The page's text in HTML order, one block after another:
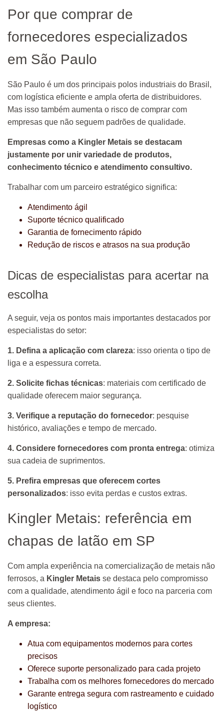
Por que comprar de
fornecedores especializados
em São Paulo
São Paulo é um dos principais polos industriais do Brasil,
com logística eficiente e ampla oferta de distribuidores.
Mas isso também aumenta o risco de comprar com
empresas que não seguem padrões de qualidade.
Empresas como a Kingler Metais se destacam
justamente por unir variedade de produtos,
conhecimento técnico e atendimento consultivo.
Trabalhar com um parceiro estratégico significa:
Atendimento ágil
Suporte técnico qualificado
Garantia de fornecimento rápido
Redução de riscos e atrasos na sua produção
Dicas de especialistas para acertar na
escolha
A seguir, veja os pontos mais importantes destacados por
especialistas do setor:
1. Defina a aplicação com clareza: isso orienta o tipo de
liga e a espessura correta.
2. Solicite fichas técnicas: materiais com certificado de
qualidade oferecem maior segurança.
3. Verifique a reputação do fornecedor: pesquise
histórico, avaliações e tempo de mercado.
4. Considere fornecedores com pronta entrega: otimiza
sua cadeia de suprimentos.
5. Prefira empresas que oferecem cortes
personalizados: isso evita perdas e custos extras.
Kingler Metais: referência em
chapas de latão em SP
Com ampla experiência na comercialização de metais não
ferrosos, a Kingler Metais se destaca pelo compromisso
com a qualidade, atendimento ágil e foco na parceria com
seus clientes.
A empresa:
Atua com equipamentos modernos para cortes
precisos
Oferece suporte personalizado para cada projeto
Trabalha com os melhores fornecedores do mercado
Garante entrega segura com rastreamento e cuidado
logístico